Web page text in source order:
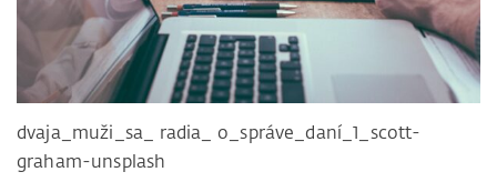
dvaja_muži_sa_ radia_ o_správe_daní_1_scott-
graham-unsplash